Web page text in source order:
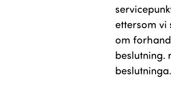
ettersom vi
om
beslutning.
beslutninga.